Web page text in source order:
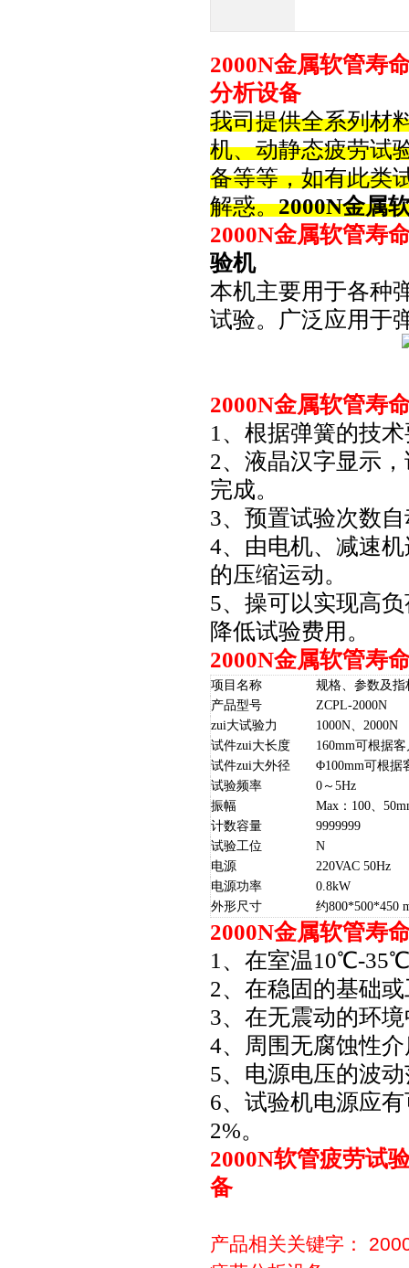
2000N金属软管寿
分析设备
我司提供全系列材
机、动静态疲劳试
备等等，如有此类
解惑。2000N金属
2000N金属软管寿
验机
本机主要用于各种
试验。广泛应用于
2000N金属软管寿
1、根据弹簧的技
2、液晶汉字显示
完成。
3、预置试验次数
4、由电机、减速
的压缩运动。
5、操可以实现高
降低试验费用。
2000N金属软管寿
项目名称
规格、参数及指
产品型号
ZCPL-2000N
zui大试验力
1000N、2000N
试件zui大长度
160mm可根据
试件zui大外径
Φ100mm可根据
试验频率
0～5Hz
振幅
Max：100、
计数容量
9999999
试验工位
N
电源
220VAC 50Hz
电源功率
0.8kW
外形尺寸
约800*500*450
2000N金属软管寿
1、在室温10℃-35℃
2、在稳固的基础
3、在无震动的环
4、周围无腐蚀性
5、电源电压的波
6、试验机电源应
2%。
2000N软管疲劳试
备
产品相关关键字：